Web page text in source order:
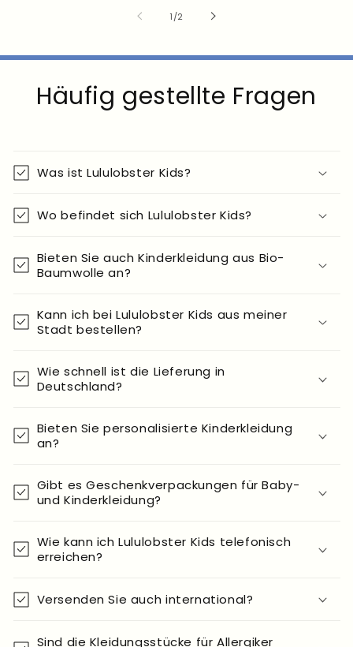
1/von
2
Häufig gestellte Fragen
Was ist Lululobster Kids?
Wo befindet sich Lululobster Kids?
Bieten Sie auch Kinderkleidung aus Bio-
Baumwolle an?
Kann ich bei Lululobster Kids aus meiner
Stadt bestellen?
Wie schnell ist die Lieferung in
Deutschland?
Bieten Sie personalisierte Kinderkleidung
an?
Gibt es Geschenkverpackungen für Baby-
und Kinderkleidung?
Wie kann ich Lululobster Kids telefonisch
erreichen?
Versenden Sie auch international?
Sind die Kleidungsstücke für Allergiker